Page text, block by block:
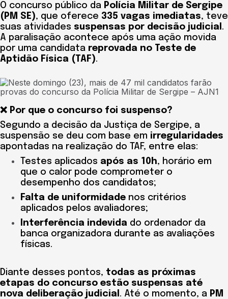
O concurso público da Polícia Militar de Sergipe
(PM SE), que oferece 335 vagas imediatas, teve
suas atividades suspensas por decisão judicial .
A paralisação acontece após uma ação movida
por uma candidata reprovada no Teste de
Aptidão Física (TAF).
❌ Por que o concurso foi suspenso?
Segundo a decisão da Justiça de Sergipe, a
suspensão se deu com base em irregularidades
apontadas na realização do TAF, entre elas:
Testes aplicados após as 10h, horário em
que o calor pode comprometer o
desempenho dos candidatos;
Falta de uniformidade nos critérios
aplicados pelos avaliadores;
Interferência indevida do ordenador da
banca organizadora durante as avaliações
físicas.
Diante desses pontos, todas as próximas
etapas do concurso estão suspensas até
nova deliberação judicial . Até o momento, a PM